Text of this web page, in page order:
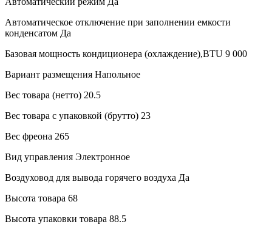
Автоматическое отключение при заполнении емкости
конденсатом Да
Базовая мощность кондиционера (охлаждение),BTU 9 000
Вариант размещения Напольное
Вес товара (нетто) 20.5
Вес товара с упаковкой (брутто) 23
Вес фреона 265
Вид управления Электронное
Воздуховод для вывода горячего воздуха Да
Высота товара 68
Высота упаковки товара 88.5